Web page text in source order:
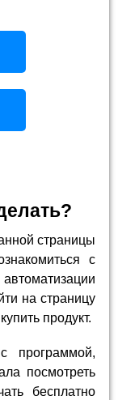
страницы
с
на страницу
продукт.
программой,
посмотреть
бесплатно